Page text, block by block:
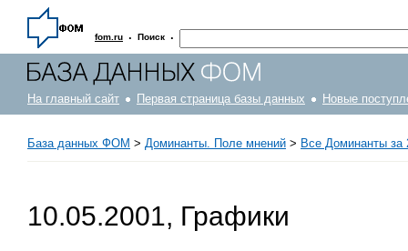
fom.ru · Поиск ·
На главный сайт Первая страница базы данных Новые
База данных ФОМ > Доминанты. Поле мнений > Все Доминанты за
10.05.2001, Графики